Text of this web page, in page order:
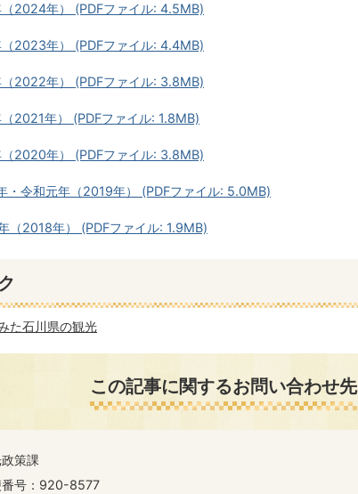
2024年） (PDFファイル: 4.5MB)
2023年） (PDFファイル: 4.4MB)
2022年） (PDFファイル: 3.8MB)
2021年） (PDFファイル: 1.8MB)
2020年） (PDFファイル: 3.8MB)
・令和元年（2019年） (PDFファイル: 5.0MB)
（2018年） (PDFファイル: 1.9MB)
た石川県の観光
この記事に関するお問い合わせ先
策課
番号：920-8577